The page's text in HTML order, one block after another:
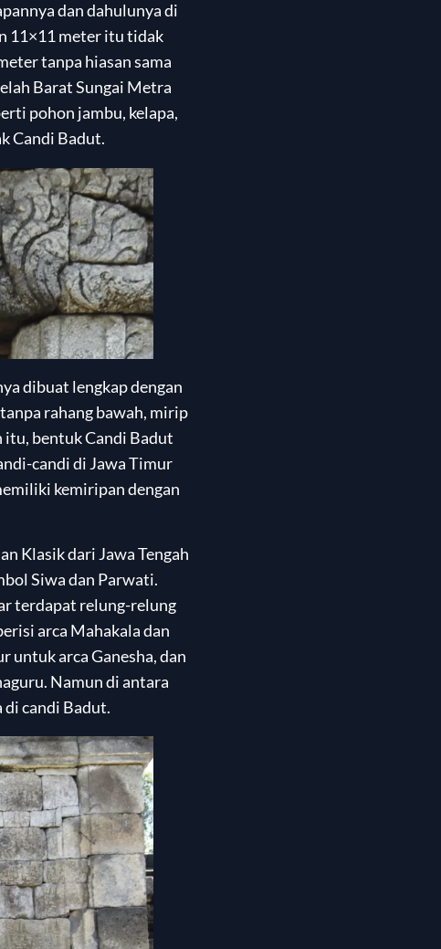
dan dahulunya di
11×11 meter itu tidak
tanpa hiasan sama
Barat Sungai Metra
pohon jambu, kelapa,
Candi Badut.
dibuat lengkap dengan
rahang bawah, mirip
itu, bentuk Candi Badut
candi di Jawa Timur
kemiripan dengan
Klasik dari Jawa Tengah
Siwa dan Parwati.
terdapat relung-relung
arca Mahakala dan
untuk arca Ganesha, dan
Namun di antara
di candi Badut.